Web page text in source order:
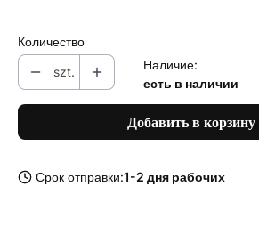
Количество
szt.
Наличие:
есть в наличии
Добавить в корзину
Срок отправки:1-2 дня рабочих